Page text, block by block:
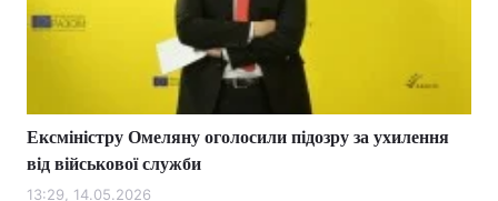
Ексміністру Омеляну оголосили підозру за ухилення
від військової служби
13:29, 14.05.2026